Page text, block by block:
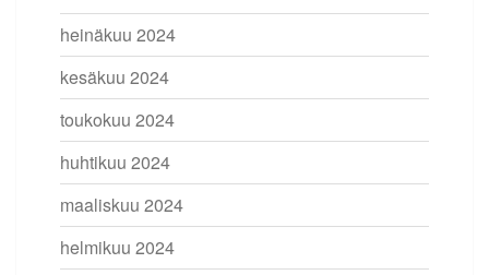
heinäkuu 2024
kesäkuu 2024
toukokuu 2024
huhtikuu 2024
maaliskuu 2024
helmikuu 2024